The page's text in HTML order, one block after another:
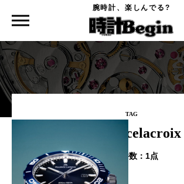
腕時計、楽しんでる?
mauricelacroix
TAG
#mauricelacroix
該当件数： 1点